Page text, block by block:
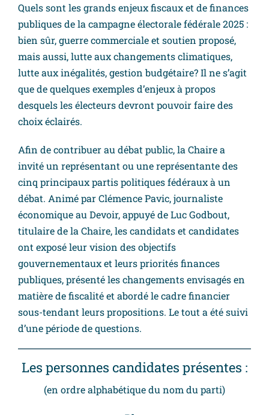
Quels sont les grands enjeux fiscaux et de finances
publiques de la campagne électorale fédérale 2025 :
bien sûr, guerre commerciale et soutien proposé,
mais aussi, lutte aux changements climatiques,
lutte aux inégalités, gestion budgétaire? Il ne s’agit
que de quelques exemples d’enjeux à propos
desquels les électeurs devront pouvoir faire des
choix éclairés.
Afin de contribuer au débat public, la Chaire a
invité un représentant ou une représentante des
cinq principaux partis politiques fédéraux à un
débat. Animé par Clémence Pavic, journaliste
économique au Devoir, appuyé de Luc Godbout,
titulaire de la Chaire, les candidats et candidates
ont exposé leur vision des objectifs
gouvernementaux et leurs priorités finances
publiques, présenté les changements envisagés en
matière de fiscalité et abordé le cadre financier
sous-tendant leurs propositions. Le tout a été suivi
d’une période de questions.
Les personnes candidates présentes :
(en ordre alphabétique du nom du parti)